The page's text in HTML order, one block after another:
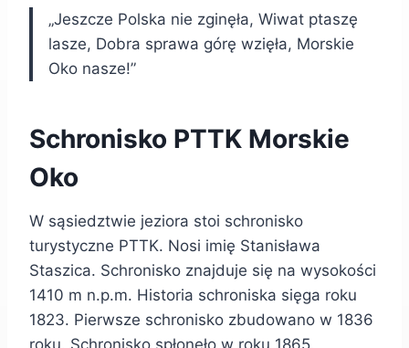
„Jeszcze Polska nie zginęła, Wiwat ptaszę
lasze, Dobra sprawa górę wzięła, Morskie
Oko nasze!”
Schronisko PTTK Morskie
Oko
W sąsiedztwie jeziora stoi schronisko
turystyczne PTTK. Nosi imię Stanisława
Staszica. Schronisko znajduje się na wysokości
1410 m n.p.m. Historia schroniska sięga roku
1823. Pierwsze schronisko zbudowano w 1836
roku. Schronisko spłonęło w roku 1865.